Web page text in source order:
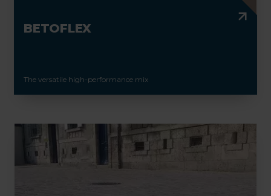
BETOFLEX
The versatile high-performance mix